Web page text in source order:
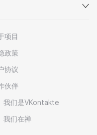
项目
政策
协议
伙伴
我们是VKontakte
我们在禅